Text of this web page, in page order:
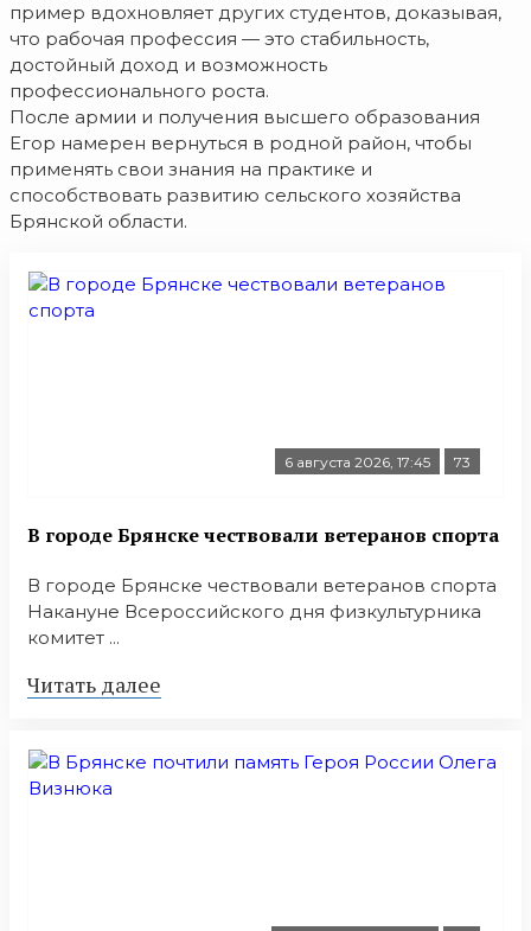
пример вдохновляет других студентов, доказывая,
что рабочая профессия — это стабильность,
достойный доход и возможность
профессионального роста.
После армии и получения высшего образования
Егор намерен вернуться в родной район, чтобы
применять свои знания на практике и
способствовать развитию сельского хозяйства
Брянской области.
6 августа 2026, 17:45 73
В городе Брянске чествовали ветеранов спорта
В городе Брянске чествовали ветеранов спорта
Накануне Всероссийского дня физкультурника
комитет ...
Читать далее